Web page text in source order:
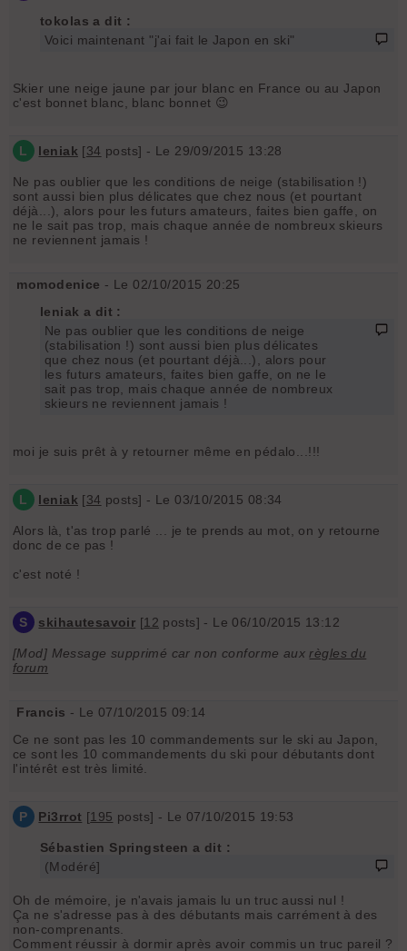
tokolas a dit :
Voici maintenant "j'ai fait le Japon en ski"
Skier une neige jaune par jour blanc en France ou au Japon
c'est bonnet blanc, blanc bonnet 😉
L leniak [34 posts] - Le 29/09/2015 13:28
Ne pas oublier que les conditions de neige (stabilisation !)
sont aussi bien plus délicates que chez nous (et pourtant
déjà...), alors pour les futurs amateurs, faites bien gaffe, on
ne le sait pas trop, mais chaque année de nombreux skieurs
ne reviennent jamais !
momodenice - Le 02/10/2015 20:25
leniak a dit :
Ne pas oublier que les conditions de neige
(stabilisation !) sont aussi bien plus délicates
que chez nous (et pourtant déjà...), alors pour
les futurs amateurs, faites bien gaffe, on ne le
sait pas trop, mais chaque année de nombreux
skieurs ne reviennent jamais !
moi je suis prêt à y retourner même en pédalo...!!!
L leniak [34 posts] - Le 03/10/2015 08:34
Alors là, t'as trop parlé ... je te prends au mot, on y retourne
donc de ce pas !
c'est noté !
S skihautesavoir [12 posts] - Le 06/10/2015 13:12
[Mod] Message supprimé car non conforme aux règles du
forum
Francis - Le 07/10/2015 09:14
Ce ne sont pas les 10 commandements sur le ski au Japon,
ce sont les 10 commandements du ski pour débutants dont
l'intérêt est très limité.
P Pi3rrot [195 posts] - Le 07/10/2015 19:53
Sébastien Springsteen a dit :
(Modéré]
Oh de mémoire, je n'avais jamais lu un truc aussi nul !
Ça ne s'adresse pas à des débutants mais carrément à des
non-comprenants.
Comment réussir à dormir après avoir commis un truc pareil ?